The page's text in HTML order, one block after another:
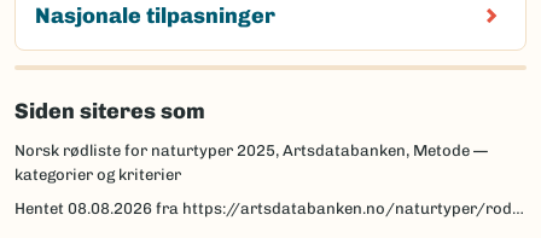
Nasjonale tilpasninger
Siden siteres som
Norsk rødliste for naturtyper 2025, Artsdatabanken, Metode —
kategorier og kriterier
Hentet 08.08.2026 fra https://artsdatabanken.no/naturtyper/rodlista-naturtyper/om-rodlista/metode-kategorier-og-kriterier